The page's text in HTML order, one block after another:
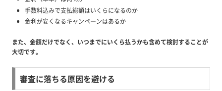
手数料込みで支払総額はいくらになるのか
金利が安くなるキャンペーンはあるか
また、金額だけでなく、いつまでにいくら払うかも含めて検討することが
大切です。
審査に落ちる原因を避ける